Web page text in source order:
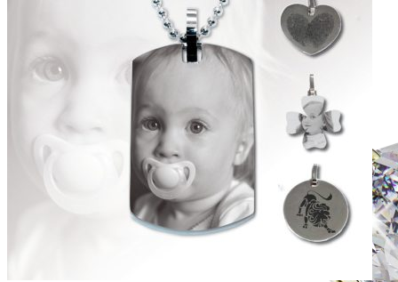
Zásnubné prstne z kolekcie Halo Design.